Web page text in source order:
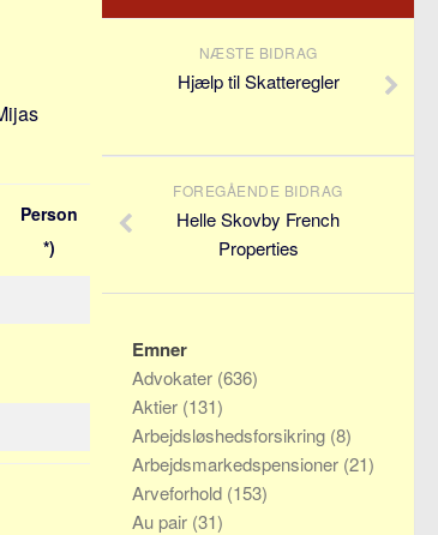
Person
*)
NÆSTE BIDRAG
Hjælp til Skatteregler
FOREGÅENDE BIDRAG
Helle Skovby French
Properties
Emner
Advokater (636)
Aktier (131)
Arbejdsløshedsforsikring (8)
Arbejdsmarkedspensioner (21)
Arveforhold (153)
Au pair (31)